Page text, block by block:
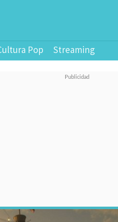
Pop Streaming